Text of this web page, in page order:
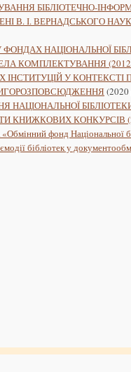
БІБЛІОТЕЧНО-
В. І. ВЕРНАДСЬКОГО
НАЦІОНАЛЬНОЇ
КОМПЛЕКТУВАННЯ
ІНСТИТУЦІЙ У КОНТЕКСТІ
(2020
НАЦІОНАЛЬНОЇ
КНИЖКОВИХ КОНКУРСІВ
фонд Національної
бібліотек у